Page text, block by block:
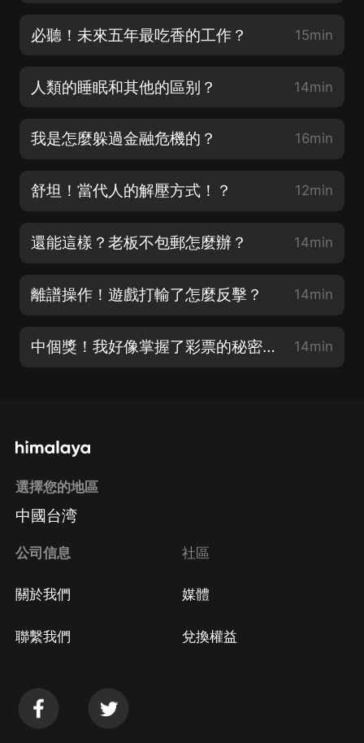
必聽！未來五年最吃香的工作？ 15min
人類的睡眠和其他的區别？ 14min
我是怎麼躲過金融危機的？ 16min
舒坦！當代人的解壓方式！？ 12min
還能這樣？老板不包郵怎麼辦？ 14min
離譜操作！遊戲打輸了怎麼反擊？ 14min
中個獎！我好像掌握了彩票的秘密！？ 14min
選擇您的地區
中國台湾
公司信息
關於我們
聯繫我們
社區
媒體
兌換權益